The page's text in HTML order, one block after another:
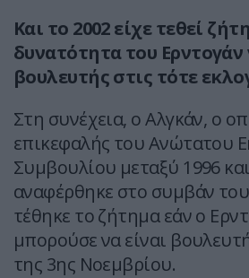
Και το 2002 είχε τεθεί
δυνατότητα του Ερντογάν
βουλευτής στις τότε
Στη συνέχεια, ο Αλγκάν, ο
επικεφαλής του Ανώτατου
Συμβουλίου μεταξύ 1996
αναφέρθηκε στο συμβάν
τέθηκε το ζήτημα εάν ο
μπορούσε να είναι
της 3ης Νοεμβρίου.